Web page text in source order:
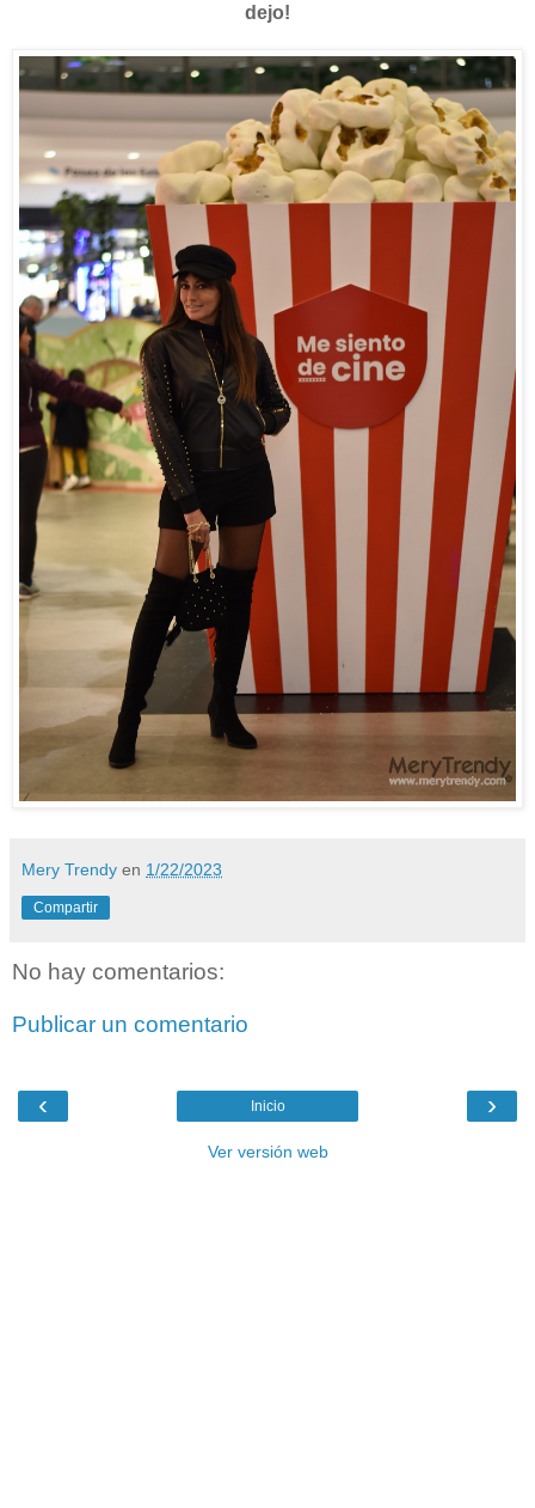
dejo!
Mery Trendy en 1/22/2023
Compartir
No hay comentarios:
Publicar un comentario
‹ ›
Inicio
Ver versión web